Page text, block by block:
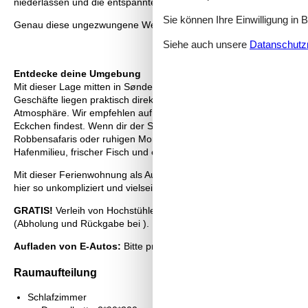
niederlassen und die entspannte Urlaubsstimmung um dich herum
Genau diese ungezwungene Westküstenatmosphäre lässt die
Entdecke deine Umgebung
Mit dieser Lage mitten in Søndervig kannst du den Angeboten des
Geschäfte liegen praktisch direkt vor deiner Tür und verleihen
Atmosphäre. Wir empfehlen auf jeden Fall einen Besuch im
Eckchen findest. Wenn dir der Sinn nach Natur steht, ist auch der
Robbensafaris oder ruhigen Momenten am Wasser ein. Zudem ist
Hafenmilieu, frischer Fisch und echte Westküstenatmosphäre
Mit dieser Ferienwohnung als Ausgangspunkt hast du Søndervig
hier so unkompliziert und vielseitig.
GRATIS! Verleih von Hochstühlen und Kinderbetten. Wenn
(Abholung und Rückgabe bei ).
Aufladen von E-Autos: Bitte prüfe in den Hausinformationen, ob
Raumaufteilung
Schlafzimmer
Sie können Ihre Einwilligung in
Siehe auch unsere